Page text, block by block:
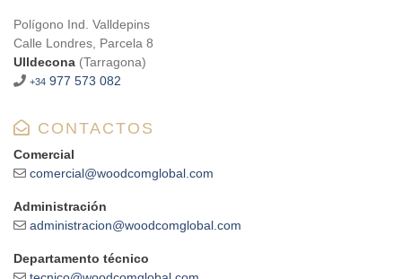
Polígono Ind. Valldepins
Calle Londres, Parcela 8
Ulldecona (Tarragona)
+34 977 573 082
CONTACTOS
Comercial
comercial@woodcomglobal.com
Administración
administracion@woodcomglobal.com
Departamento técnico